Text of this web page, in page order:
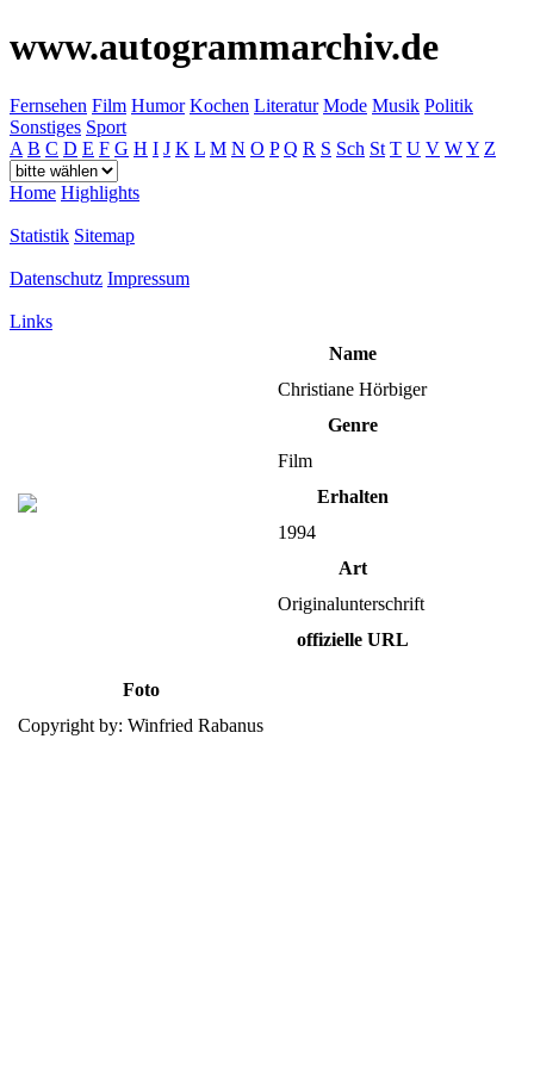
www.autogrammarchiv.de
Fernsehen Film Humor Kochen Literatur Mode Musik Politik
Sonstiges Sport
A B C D E F G H I J K L M N O P Q R S Sch St T U V WY Z
Home Highlights
Statistik Sitemap
Datenschutz Impressum
Links
Name
Christiane Hörbiger
Genre
Film
Erhalten
1994
Art
Originalunterschrift
offizielle URL
Foto
Copyright by: Winfried Rabanus